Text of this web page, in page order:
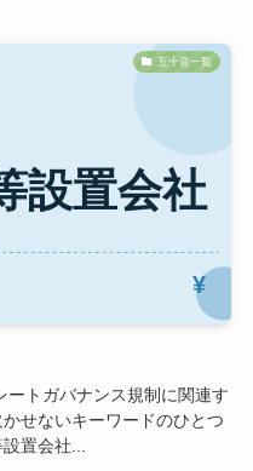
五十音一覧
トガバナンス規制に関連す
せないキーワードのひとつ
置会社...